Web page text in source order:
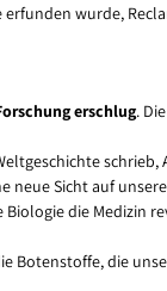
erfunden wurde,
erschlug.
schrieb,
neue Sicht auf
Biologie die Medizin
Botenstoffe, die